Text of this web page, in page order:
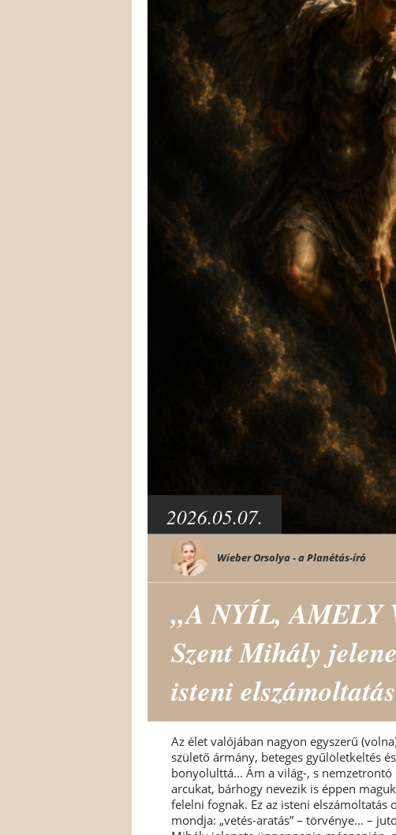
2026.05.07.
Wieber Orsolya - a Planétás-író
„A NYÍL, AMELY
Szent Mihály
isteni
Az élet valójában nagyon egyszerű
születő ármány, beteges gyűlöletkeltés
bonyolulttá... Ám a világ-, s
arcukat, bárhogy nevezik is éppen
felelni fognak. Ez az isteni elszámoltatás
mondja: „vetés-aratás” – törvénye... –